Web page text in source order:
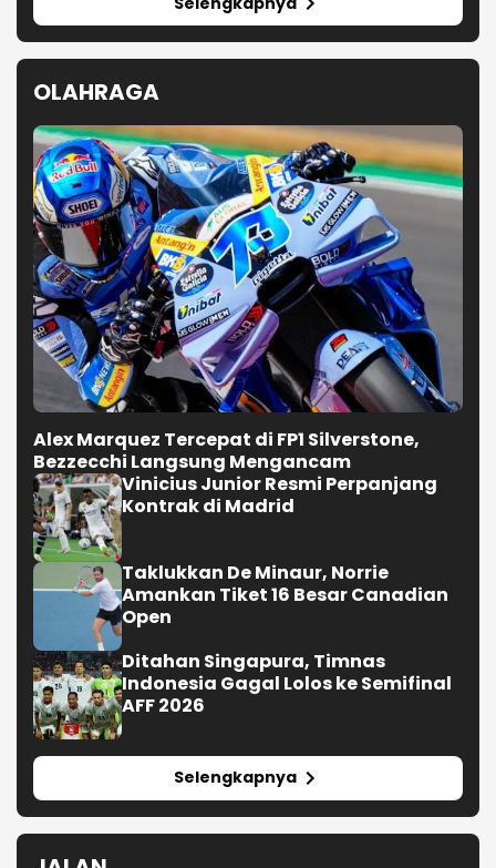
Alex Marquez Tercepat di FP1 Silverstone,
Bezzecchi Langsung Mengancam
Vinicius Junior Resmi Perpanjang
Kontrak di Madrid
Taklukkan De Minaur, Norrie
Amankan Tiket 16 Besar Canadian
Open
Ditahan Singapura, Timnas
Indonesia Gagal Lolos ke Semifinal
AFF 2026
Selengkapnya
JALAN